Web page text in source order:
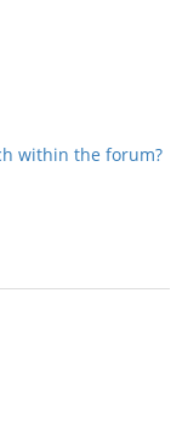
within the forum?